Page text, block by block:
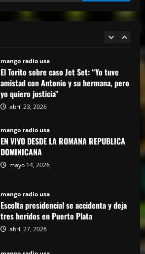
El Torito sobre caso Jet Set: “Yo tuve
amistad con Antonio y su hermana, pero
mango radio usa
EN VIVO DESDE LA ROMANA REPUBLICA
DOMINICANA
mango radio usa
Escolta presidencial se accidenta y deja
tres heridos en Puerto Plata
abril 27, 2026
mango radio usa
Comunicador propina bofetada al padre
de una víctima del Jet Set en el Palacio
de Justicia